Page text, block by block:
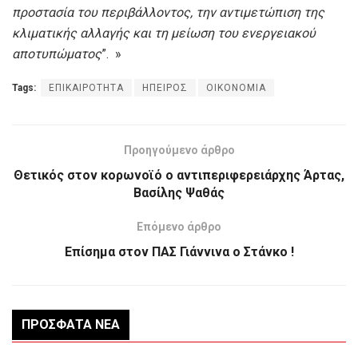
προστασία του περιβάλλοντος, την αντιμετώπιση της
κλιματικής αλλαγής και τη μείωση του ενεργειακού
αποτυπώματος”. »
Tags: ΕΠΙΚΑΙΡΟΤΗΤΑ ΗΠΕΙΡΟΣ ΟΙΚΟΝΟΜΙΑ
Προηγούμενο άρθρο
Θετικός στον κορωνοϊό ο αντιπεριφερειάρχης Άρτας,
Βασίλης Ψαθάς
Επόμενο άρθρο
Επίσημα στον ΠΑΣ Γιάννινα ο Στάνκο !
ΠΡΌΣΦΑΤΑ ΝΈΑ